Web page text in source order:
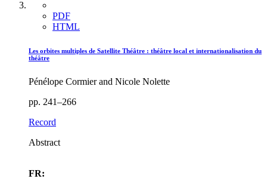
PDF
HTML
Les orbites multiples de Satellite Théâtre : théâtre local et internationalisation du
théâtre
Pénélope Cormier and Nicole Nolette
pp. 241–266
Record
Abstract
FR: